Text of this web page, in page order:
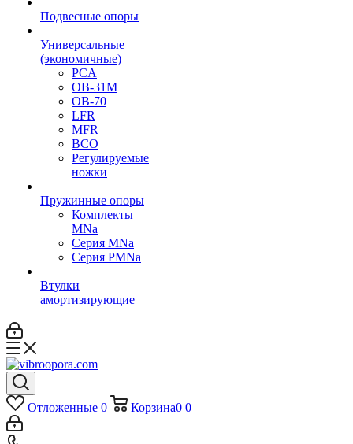
Подвесные опоры
Универсальные
(экономичные)
PCA
ОВ-31М
OB-70
LFR
MFR
ВСО
Регулируемые
ножки
Пружинные опоры
Комплекты
MNa
Серия MNa
Серия PMNa
Втулки
амортизирующие
Отложенные 0 Корзина0 0